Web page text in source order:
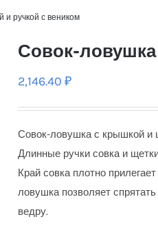
и ручкой с веником
Совок-
2,146.40 ₽
Совок-ловушка с крышкой и
Длинные ручки совка и
Край совка плотно
ловушка позволяет
ведру.